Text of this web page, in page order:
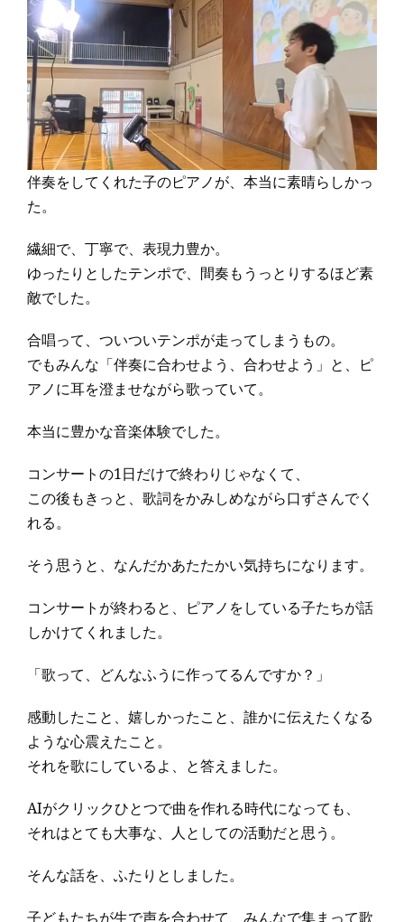
伴奏をしてくれた子のピアノが、本当に素晴らしかっ
た。
繊細で、丁寧で、表現力豊か。
ゆったりとしたテンポで、間奏もうっとりするほど素
敵でした。
合唱って、ついついテンポが走ってしまうもの。
でもみんな「伴奏に合わせよう、合わせよう」と、ピ
アノに耳を澄ませながら歌っていて。
本当に豊かな音楽体験でした。
コンサートの1日だけで終わりじゃなくて、
この後もきっと、歌詞をかみしめながら口ずさんでく
れる。
そう思うと、なんだかあたたかい気持ちになります。
コンサートが終わると、ピアノをしている子たちが話
しかけてくれました。
「歌って、どんなふうに作ってるんですか？」
感動したこと、嬉しかったこと、誰かに伝えたくなる
ような心震えたこと。
それを歌にしているよ、と答えました。
AIがクリックひとつで曲を作れる時代になっても、
それはとても大事な、人としての活動だと思う。
そんな話を、ふたりとしました。
子どもたちが生で声を合わせて、みんなで集まって歌